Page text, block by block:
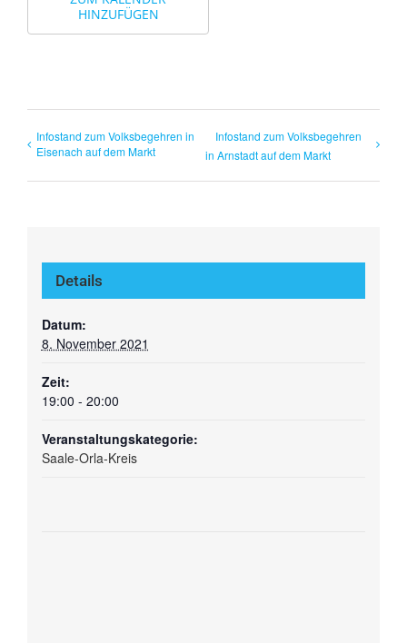
HINZUFÜGEN
Infostand zum Volksbegehren in
Eisenach auf dem Markt
Infostand zum Volksbegehren
in Arnstadt auf dem Markt
Details
Datum:
8. November 2021
Zeit:
19:00 - 20:00
Veranstaltungskategorie:
Saale-Orla-Kreis